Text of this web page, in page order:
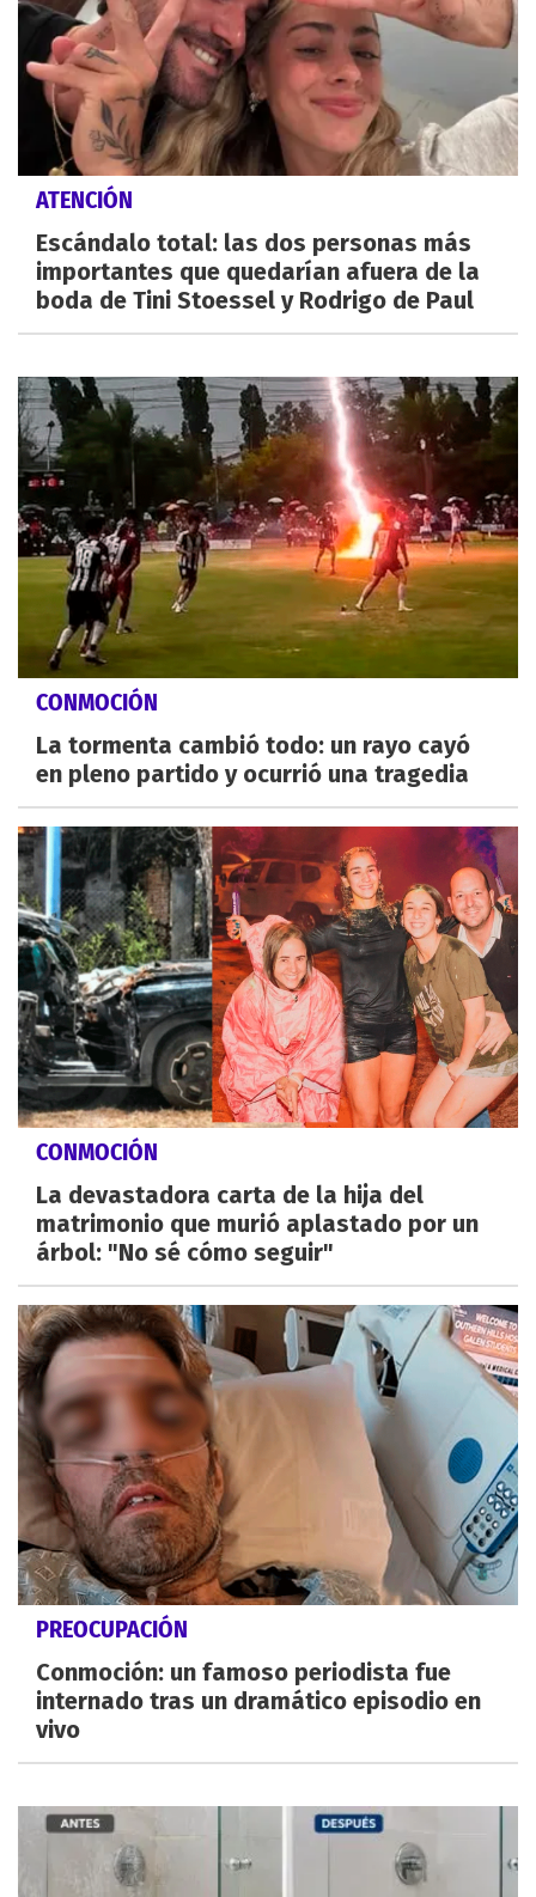
ATENCIÓN
Escándalo total: las dos personas más
importantes que quedarían afuera de la
boda de Tini Stoessel y Rodrigo de Paul
CONMOCIÓN
La tormenta cambió todo: un rayo cayó
en pleno partido y ocurrió una tragedia
CONMOCIÓN
La devastadora carta de la hija del
matrimonio que murió aplastado por un
árbol: "No sé cómo seguir"
PREOCUPACIÓN
Conmoción: un famoso periodista fue
internado tras un dramático episodio en
vivo